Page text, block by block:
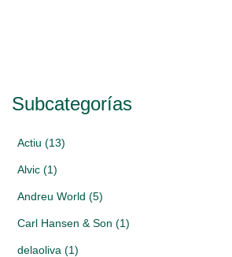
Subcategorías
Actiu (13)
Alvic (1)
Andreu World (5)
Carl Hansen & Son (1)
delaoliva (1)